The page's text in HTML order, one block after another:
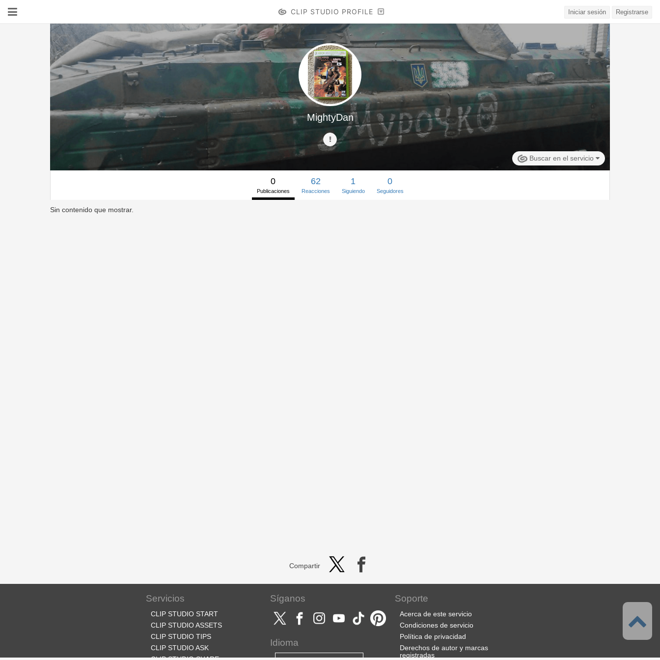
CLIP STUDIO PROFILE Iniciar sesión Registrarse
MightyDan
Buscar en el servicio
0
Publicaciones
62
Reacciones
1
Siguiendo
0
Seguidores
Sin contenido que mostrar.
Compartir
Servicios
CLIP STUDIO START
CLIP STUDIO ASSETS
CLIP STUDIO TIPS
CLIP STUDIO ASK
Síganos
Idioma
Soporte
Acerca de este servicio
Condiciones de servicio
Política de privacidad
Derechos de autor y marcas
registradas